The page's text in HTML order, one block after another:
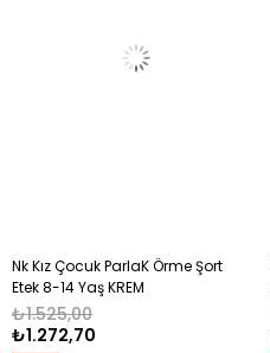
Nk Kız Çocuk ParlaK Örme Şort
Etek 8-14 Yaş KREM
₺1.272,70
₺1.525,00